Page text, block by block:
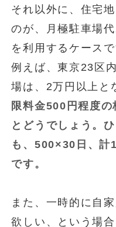
それ以外に、住宅
のが、月極駐車場
を利用するケースで
例えば、東京23区
場は、2万円以上と
限料金500円程度
とどうでしょう。
も、500×30日、計
です。
また、一時的に自
欲しい、という場